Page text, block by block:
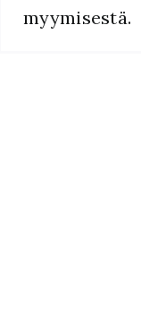
myymisestä.